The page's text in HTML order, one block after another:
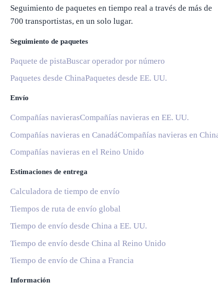
Seguimiento de paquetes en tiempo real a través de más de
700 transportistas, en un solo lugar.
Seguimiento de paquetes
Paquete de pistaBuscar operador por número
Paquetes desde ChinaPaquetes desde EE. UU.
Envío
Compañías navierasCompañías navieras en EE. UU.
Compañías navieras en CanadáCompañías navieras en
Compañías navieras en el Reino Unido
Estimaciones de entrega
Calculadora de tiempo de envío
Tiempos de ruta de envío global
Tiempo de envío desde China a EE. UU.
Tiempo de envío desde China al Reino Unido
Tiempo de envío de China a Francia
Información